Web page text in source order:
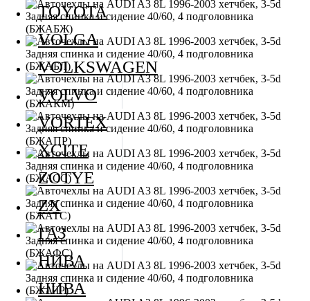
TOYOTA
VOLGA
VOLKSWAGEN
VOLVO
VORTEX
XCITE
ZOTYE
ZX
ГАЗ
НИВА
НИВА